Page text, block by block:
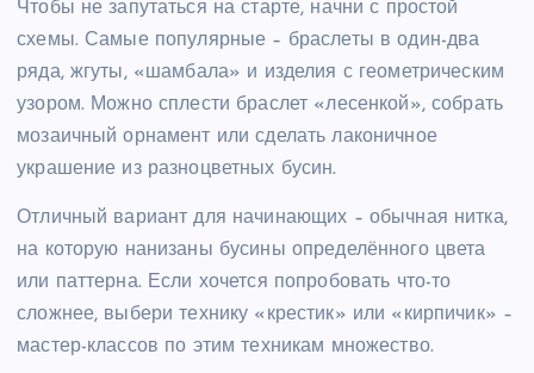
Чтобы не запутаться на старте, начни с простой
схемы. Самые популярные – браслеты в один-два
ряда, жгуты, «шамбала» и изделия с геометрическим
узором. Можно сплести браслет «лесенкой», собрать
мозаичный орнамент или сделать лаконичное
украшение из разноцветных бусин.
Отличный вариант для начинающих – обычная нитка,
на которую нанизаны бусины определённого цвета
или паттерна. Если хочется попробовать что-то
сложнее, выбери технику «крестик» или «кирпичик» –
мастер-классов по этим техникам множество.